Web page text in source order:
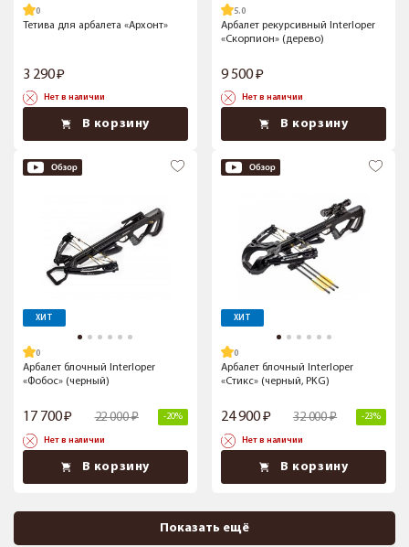
Тетива для арбалета «Архонт»
3 290
Нет в наличии
В корзину
5.0
Арбалет рекурсивный Interloper
«Скорпион» (дерево)
9 500
Нет в наличии
В корзину
ХИТ
Арбалет блочный Interloper
«Фобос» (черный)
17 700 22 000 -20%
Нет в наличии
В корзину
ХИТ
Арбалет блочный Interloper
«Стикс» (черный, PKG)
24 900 32 000 -23%
Нет в наличии
В корзину
Показать ещё